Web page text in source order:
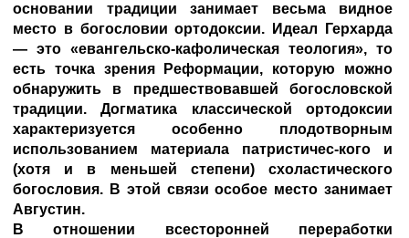
основании традиции занимает весьма видное
место в богословии ортодоксии. Идеал Герхарда
— это «евангельско-кафолическая теология», то
есть точка зрения Реформации, которую можно
обнаружить в предшествовавшей богословской
традиции. Догматика классической ортодоксии
характеризуется особенно плодотворным
использованием материала патристичес-кого и
(хотя и в меньшей степени) схоластического
богословия. В этой связи особое место занимает
Августин.
В отношении всесторонней переработки